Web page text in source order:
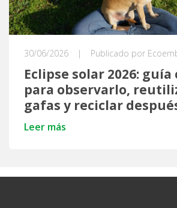
30/06/2026 | Publicado por
Eclipse solar 2026:
para observarlo,
gafas y reciclar
Leer más